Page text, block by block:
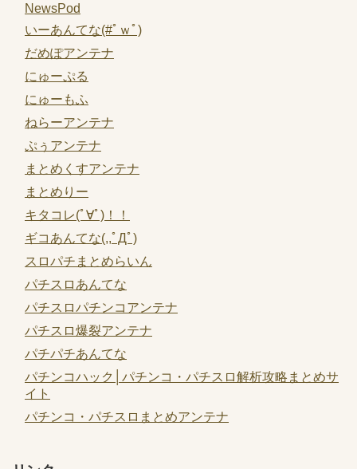
NewsPod
いーあんてな(#ﾟｗﾟ)
だめぽアンテナ
にゅーぷる
にゅーもふ
ねらーアンテナ
ぷぅアンテナ
まとめくすアンテナ
まとめりー
キタコレ(ﾟ∀ﾟ)！！
ギコあんてな(,,ﾟДﾟ)
スロパチまとめらいん
パチスロあんてな
パチスロパチンコアンテナ
パチスロ爆裂アンテナ
パチパチあんてな
パチンコハック│パチンコ・パチスロ解析攻略まとめサ
イト
パチンコ・パチスロまとめアンテナ